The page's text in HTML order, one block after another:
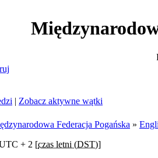
| Zobacz aktywne wątki
Federacja Pogańska »
+ 2 [czas letni (DST)]